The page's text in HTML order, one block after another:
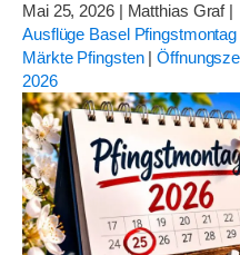
Mai 25, 2026| Matthias Graf|
Ausflüge Basel Pfingstmontag
Märkte Pfingsten|
2026